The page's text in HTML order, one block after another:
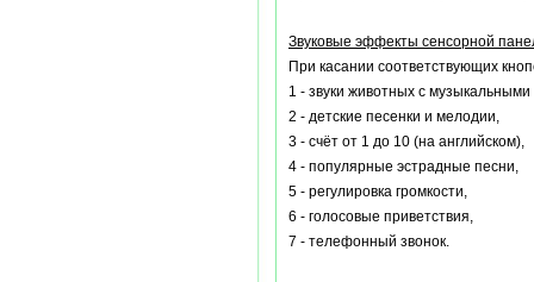
Звуковые эффекты сенсорной
При касании соответствующих
1 - звуки животных с музыкальными
2 - детские песенки и мелодии,
3 - счёт от 1 до 10 (на английском),
4 - популярные эстрадные песни,
5 - регулировка громкости,
6 - голосовые приветствия,
7 - телефонный звонок.